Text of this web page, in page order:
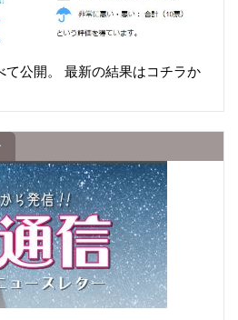
て公開。 最新の結果はコチラか